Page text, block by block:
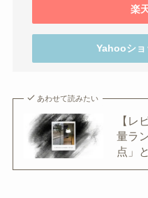
楽
Yahooショ
あわせて読みたい
【レ
量ラ
点」